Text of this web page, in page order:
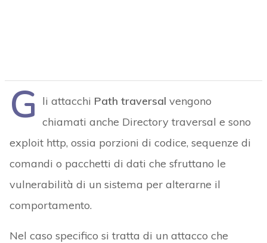
G li attacchi Path traversal vengono
chiamati anche Directory traversal e sono
exploit http, ossia porzioni di codice, sequenze di
comandi o pacchetti di dati che sfruttano le
vulnerabilità di un sistema per alterarne il
comportamento.
Nel caso specifico si tratta di un attacco che